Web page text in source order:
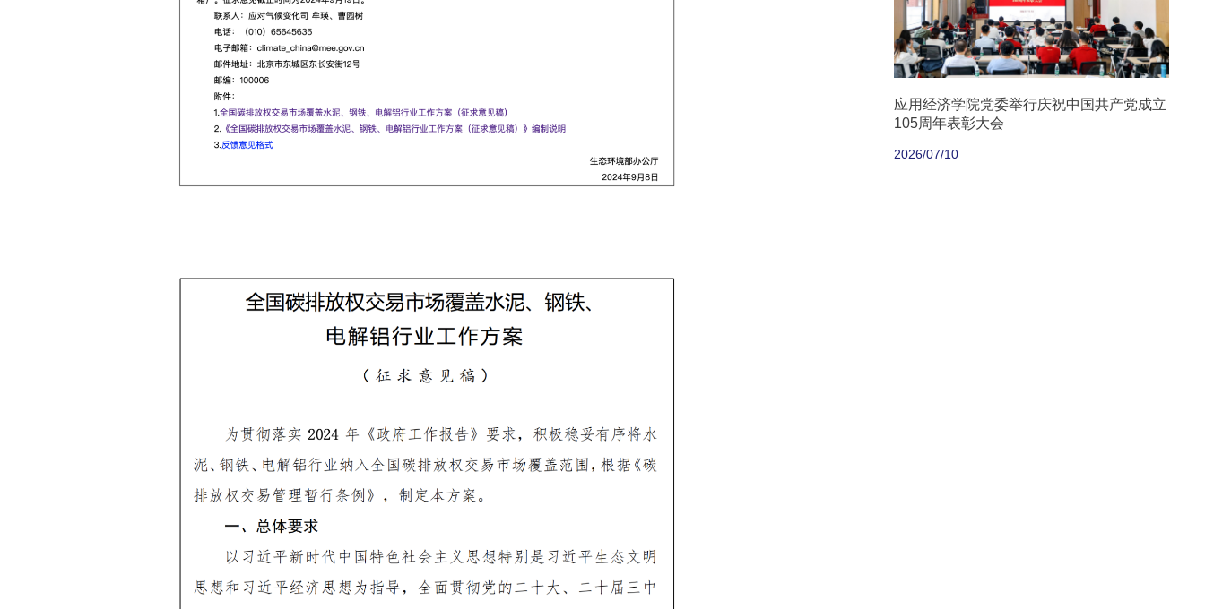
应用经济学院党委举行庆祝中国共产党成立
105周年表彰大会
2026/07/10